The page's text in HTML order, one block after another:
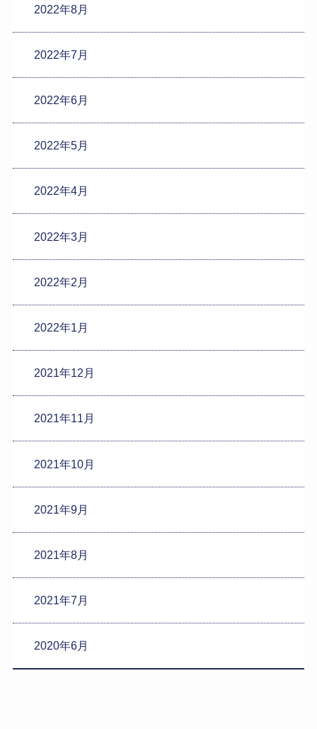
2022年8月
2022年7月
2022年6月
2022年5月
2022年4月
2022年3月
2022年2月
2022年1月
2021年12月
2021年11月
2021年10月
2021年9月
2021年8月
2021年7月
2020年6月